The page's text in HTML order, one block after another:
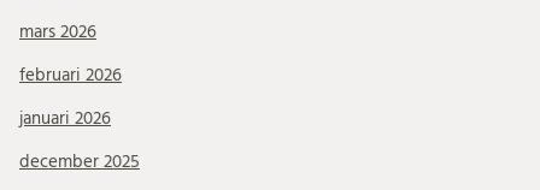
mars 2026
februari 2026
januari 2026
december 2025